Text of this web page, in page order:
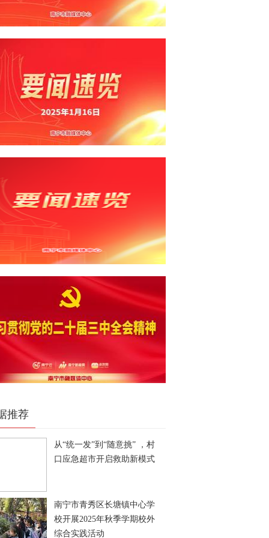
推荐
从“统一发”到“随意挑” ，村
口应急超市开启救助新模式
南宁市青秀区长塘镇中心学
校开展2025年秋季学期校外
综合实践活动